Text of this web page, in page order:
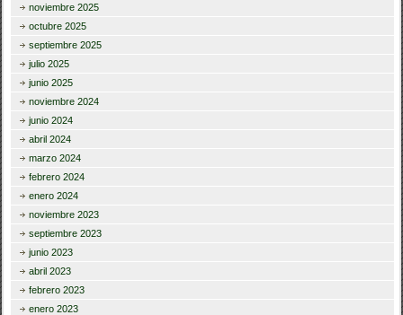
noviembre 2025
octubre 2025
septiembre 2025
julio 2025
junio 2025
noviembre 2024
junio 2024
abril 2024
marzo 2024
febrero 2024
enero 2024
noviembre 2023
septiembre 2023
junio 2023
abril 2023
febrero 2023
enero 2023